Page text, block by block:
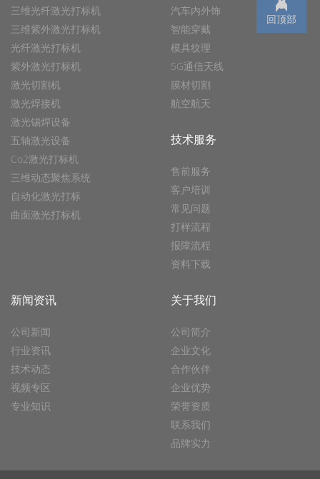
三维光纤激光打标机
三维紫外激光打标机
光纤激光打标机
紫外激光打标机
激光切割机
激光焊接机
激光锡焊设备
五轴激光设备
Co2激光打标机
三维动态聚焦系统
自动化激光打标
曲面激光打标机
汽车内外饰
智能穿戴
模具纹理
5G通信天线
膜材切割
航空航天
技术服务
售前服务
客户培训
常见问题
打样流程
报障流程
资料下载
新闻资讯
公司新闻
行业资讯
技术动态
视频专区
专业知识
关于我们
公司简介
企业文化
合作伙伴
企业优势
荣誉资质
联系我们
品牌实力
回顶部